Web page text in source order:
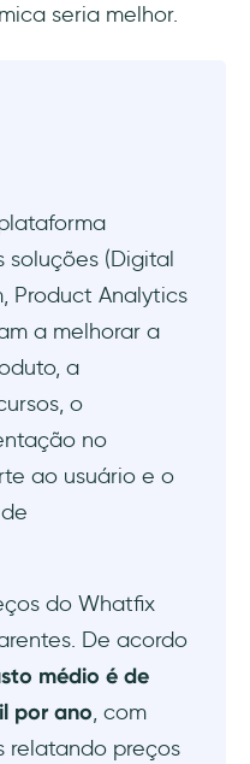
seria melhor.
soluções (Digital
Product Analytics
a melhorar a
a
o
no
ao usuário e o
do Whatfix
De acordo
médio é de
por ano, com
relatando preços